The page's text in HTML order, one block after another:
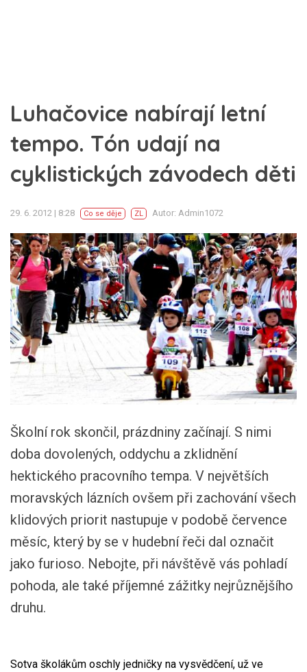
Luhačovice nabírají letní
tempo. Tón udají na
cyklistických závodech děti
29. 6. 2012 | 8:28 Co se děje ZL Autor: Admin1072
Školní rok skončil, prázdniny začínají. S nimi
doba dovolených, oddychu a zklidnění
hektického pracovního tempa. V největších
moravských lázních ovšem při zachování všech
klidových priorit nastupuje v podobě července
měsíc, který by se v hudební řeči dal označit
jako furioso. Nebojte, při návštěvě vás pohladí
pohoda, ale také příjemné zážitky nejrůznějšího
druhu.
Sotva školákům oschly jedničky na vysvědčení, už ve